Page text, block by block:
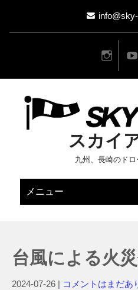
スカイ
九州、長崎のド
メニュー
台風による火
2024-07-26 | コメントはまだあ